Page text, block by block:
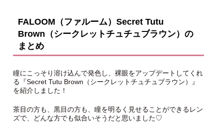
FALOOM（ファルーム）Secret Tutu
Brown（シークレットチュチュブラウン）の
まとめ
瞳にこっそり溶け込んで発色し、裸眼をアップデートしてくれ
る『Secret Tutu Brown（シークレットチュチュブラウン）』
を紹介しました！
茶目の方も、黒目の方も、瞳を明るく見せることができるレン
ズで、どんな方でも似合いそうだと思いました♡